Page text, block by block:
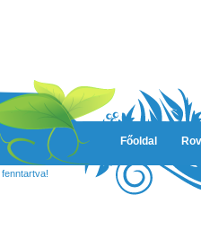
Főoldal